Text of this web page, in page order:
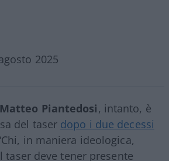
2025
Matteo Piantedosi, intanto, è
del taser dopo i due decessi
in maniera ideologica,
taser deve tener presente